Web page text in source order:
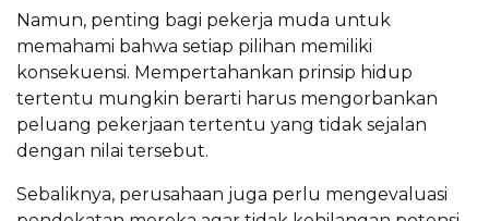
Namun, penting bagi pekerja muda untuk
memahami bahwa setiap pilihan memiliki
konsekuensi. Mempertahankan prinsip hidup
tertentu mungkin berarti harus mengorbankan
peluang pekerjaan tertentu yang tidak sejalan
dengan nilai tersebut.
Sebaliknya, perusahaan juga perlu mengevaluasi